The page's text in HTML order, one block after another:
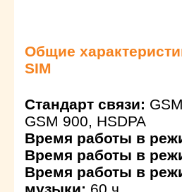
Общие
SIM
Стандарт связи:
GSM 900, HSDPA
Время работы в
Время работы в
Время работы в
музыки: 60 ч